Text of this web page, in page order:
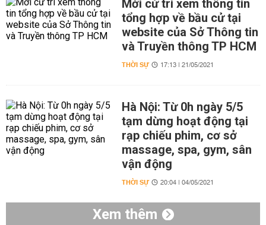
Mời cử tri xem thông tin
tổng hợp về bầu cử tại
website của Sở Thông tin
và Truyền thông TP HCM
THỜI SỰ 17:13 | 21/05/2021
Hà Nội: Từ 0h ngày 5/5
tạm dừng hoạt động tại
rạp chiếu phim, cơ sở
massage, spa, gym, sân
vận động
THỜI SỰ 20:04 | 04/05/2021
Xem thêm